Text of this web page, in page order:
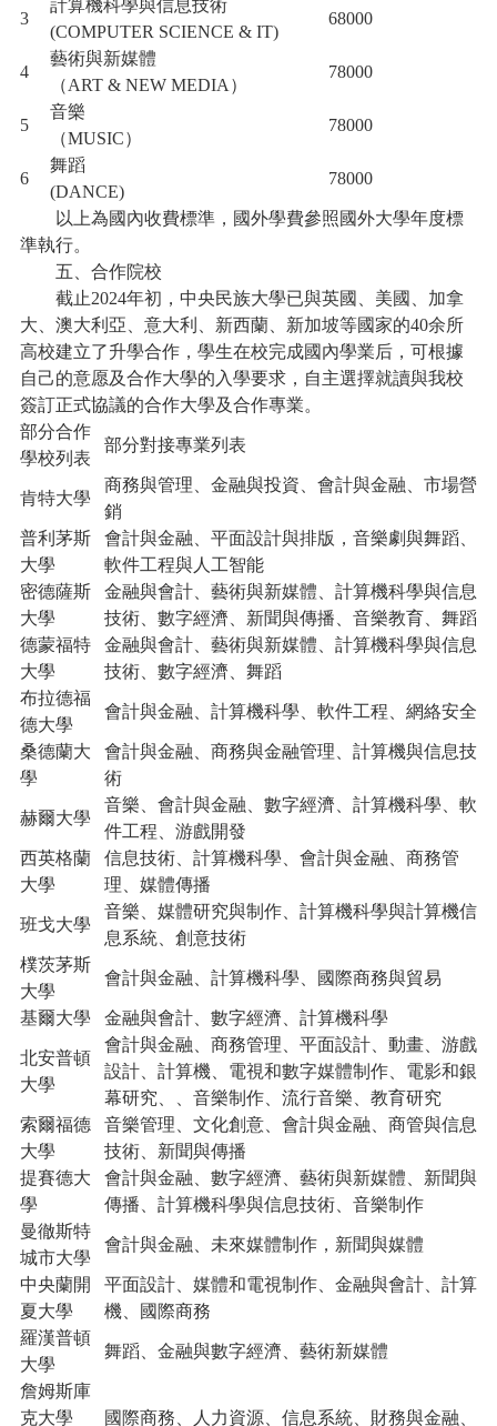
3
計算機科學與信息技術
(COMPUTER SCIENCE & IT)
68000
4
藝術與新媒體
（ART & NEW MEDIA）
78000
5
音樂
（MUSIC）
78000
6
舞蹈
(DANCE)
78000
以上為國內收費標準，國外學費參照國外大學年度標
準執行。
五、合作院校
截止2024年初，中央民族大學已與英國、美國、加拿
大、澳大利亞、意大利、新西蘭、新加坡等國家的40余所
高校建立了升學合作，學生在校完成國內學業后，可根據
自己的意愿及合作大學的入學要求，自主選擇就讀與我校
簽訂正式協議的合作大學及合作專業。
部分合作
學校列表
部分對接專業列表
肯特大學
商務與管理、金融與投資、會計與金融、市場營
銷
普利茅斯
大學
會計與金融、平面設計與排版，音樂劇與舞蹈、
軟件工程與人工智能
密德薩斯
大學
金融與會計、藝術與新媒體、計算機科學與信息
技術、數字經濟、新聞與傳播、音樂教育、舞蹈
德蒙福特
大學
金融與會計、藝術與新媒體、計算機科學與信息
技術、數字經濟、舞蹈
布拉德福
德大學
會計與金融、計算機科學、軟件工程、網絡安全
桑德蘭大
學
會計與金融、商務與金融管理、計算機與信息技
術
赫爾大學
音樂、會計與金融、數字經濟、計算機科學、軟
件工程、游戲開發
西英格蘭
大學
信息技術、計算機科學、會計與金融、商務管
理、媒體傳播
班戈大學
音樂、媒體研究與制作、計算機科學與計算機信
息系統、創意技術
樸茨茅斯
大學
會計與金融、計算機科學、國際商務與貿易
基爾大學 金融與會計、數字經濟、計算機科學
北安普頓
大學
會計與金融、商務管理、平面設計、動畫、游戲
設計、計算機、電視和數字媒體制作、電影和銀
幕研究、、音樂制作、流行音樂、教育研究
索爾福德
大學
音樂管理、文化創意、會計與金融、商管與信息
技術、新聞與傳播
提賽德大
學
會計與金融、數字經濟、藝術與新媒體、新聞與
傳播、計算機科學與信息技術、音樂制作
曼徹斯特
城市大學
會計與金融、未來媒體制作，新聞與媒體
中央蘭開
夏大學
平面設計、媒體和電視制作、金融與會計、計算
機、國際商務
羅漢普頓
大學
舞蹈、金融與數字經濟、藝術新媒體
詹姆斯庫
克大學
國際商務、人力資源、信息系統、財務與金融、